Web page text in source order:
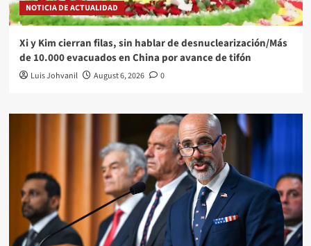
NOTICIA DE ACTUALIDAD
Xi y Kim cierran filas, sin hablar de desnuclearización/Más
de 10.000 evacuados en China por avance de tifón
Luis Johvanil August 6, 2026 0